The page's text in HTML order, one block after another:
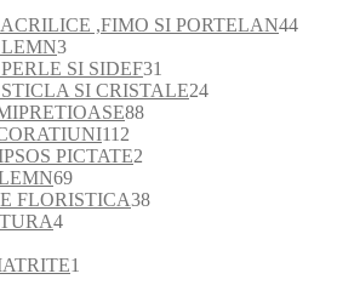
produse
,FIMO SI PORTELAN4444
33
produse
SI SIDEF31
de
SI CRISTALE2424
8888
112
produse
PICTATE2
6969
de
FLORISTICA3838
44
1